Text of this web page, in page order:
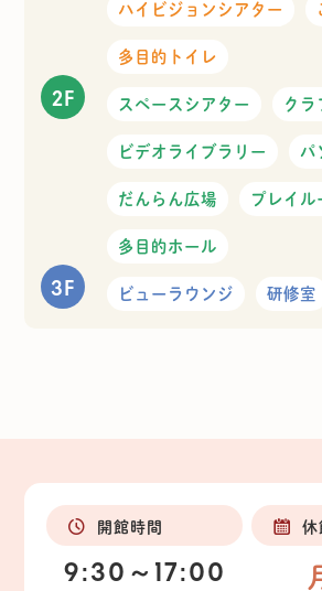
ハイビジョンシアター
多目的トイレ
2F スペースシアター クラ
ビデオライブラリー パ
だんらん広場 プレイル
多目的ホール
3F ビューラウンジ 研修室
開館時間
9:30～17:00
休